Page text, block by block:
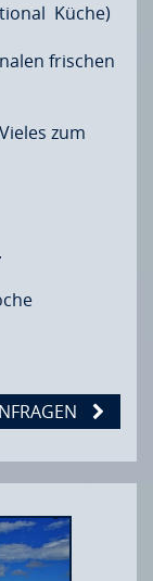
Küche)
frischen
zum